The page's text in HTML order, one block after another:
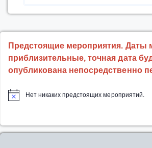
Новый
Предстоящие мероприятия. Даты
приблизительные, точная дата
опубликована непосредственно
Нет никаких предстоящих мероприятий.